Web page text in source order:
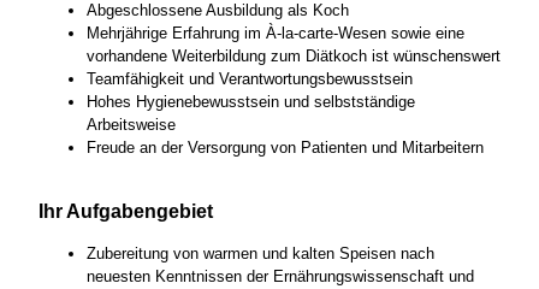
Abgeschlossene Ausbildung als Koch
Mehrjährige Erfahrung im À-la-carte-Wesen sowie eine
vorhandene Weiterbildung zum Diätkoch ist wünschenswert
Teamfähigkeit und Verantwortungsbewusstsein
Hohes Hygienebewusstsein und selbstständige
Arbeitsweise
Freude an der Versorgung von Patienten und Mitarbeitern
Ihr Aufgabengebiet
Zubereitung von warmen und kalten Speisen nach
neuesten Kenntnissen der Ernährungswissenschaft und